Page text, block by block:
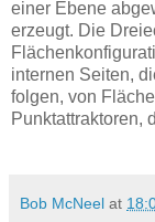
einer Ebene
erzeugt. Die
internen Seiten,
folgen, von
Punktattraktoren,
Bob McNeel at